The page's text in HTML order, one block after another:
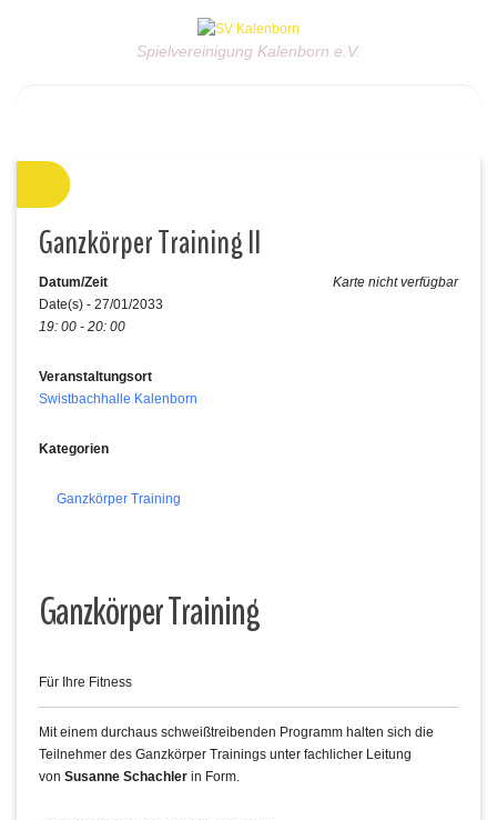
Spielvereinigung Kalenborn e.V.
Ganzkörper Training II
Karte nicht verfügbar
Datum/Zeit
Date(s) - 27/01/2033
19: 00 - 20: 00
Veranstaltungsort
Swistbachhalle Kalenborn
Kategorien
Ganzkörper Training
Ganzkörper Training
Für Ihre Fitness
Mit einem durchaus schweißtreibenden Programm halten sich die
Teilnehmer des Ganzkörper Trainings unter fachlicher Leitung
von Susanne Schachler in Form.